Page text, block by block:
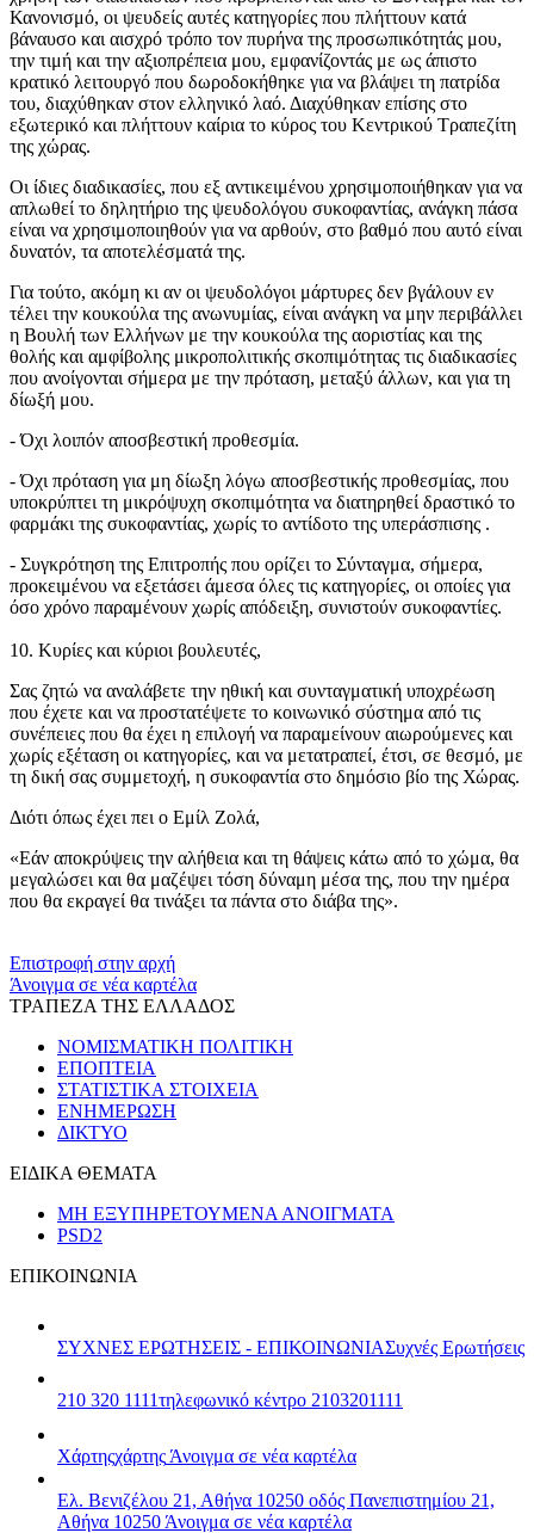
Κανονισμό, οι ψευδείς αυτές κατηγορίες που πλήττουν κατά
βάναυσο και αισχρό τρόπο τον πυρήνα της προσωπικότητάς μου,
την τιμή και την αξιοπρέπεια μου, εμφανίζοντάς με ως άπιστο
κρατικό λειτουργό που δωροδοκήθηκε για να βλάψει τη πατρίδα
του, διαχύθηκαν στον ελληνικό λαό. Διαχύθηκαν επίσης στο
εξωτερικό και πλήττουν καίρια το κύρος του Κεντρικού Τραπεζίτη
της χώρας.
Οι ίδιες διαδικασίες, που εξ αντικειμένου χρησιμοποιήθηκαν για να
απλωθεί το δηλητήριο της ψευδολόγου συκοφαντίας, ανάγκη πάσα
είναι να χρησιμοποιηθούν για να αρθούν, στο βαθμό που αυτό είναι
δυνατόν, τα αποτελέσματά της.
Για τούτο, ακόμη κι αν οι ψευδολόγοι μάρτυρες δεν βγάλουν εν
τέλει την κουκούλα της ανωνυμίας, είναι ανάγκη να μην περιβάλλει
η Βουλή των Ελλήνων με την κουκούλα της αοριστίας και της
θολής και αμφίβολης μικροπολιτικής σκοπιμότητας τις διαδικασίες
που ανοίγονται σήμερα με την πρόταση, μεταξύ άλλων, και για τη
δίωξή μου.
- Όχι λοιπόν αποσβεστική προθεσμία.
- Όχι πρόταση για μη δίωξη λόγω αποσβεστικής προθεσμίας, που
υποκρύπτει τη μικρόψυχη σκοπιμότητα να διατηρηθεί δραστικό το
φαρμάκι της συκοφαντίας, χωρίς το αντίδοτο της υπεράσπισης .
- Συγκρότηση της Επιτροπής που ορίζει το Σύνταγμα, σήμερα,
προκειμένου να εξετάσει άμεσα όλες τις κατηγορίες, οι οποίες για
όσο χρόνο παραμένουν χωρίς απόδειξη, συνιστούν συκοφαντίες.
10. Κυρίες και κύριοι βουλευτές,
Σας ζητώ να αναλάβετε την ηθική και συνταγματική υποχρέωση
που έχετε και να προστατέψετε το κοινωνικό σύστημα από τις
συνέπειες που θα έχει η επιλογή να παραμείνουν αιωρούμενες και
χωρίς εξέταση οι κατηγορίες, και να μετατραπεί, έτσι, σε θεσμό, με
τη δική σας συμμετοχή, η συκοφαντία στο δημόσιο βίο της Χώρας.
Διότι όπως έχει πει ο Εμίλ Ζολά,
«Εάν αποκρύψεις την αλήθεια και τη θάψεις κάτω από το χώμα, θα
μεγαλώσει και θα μαζέψει τόση δύναμη μέσα της, που την ημέρα
που θα εκραγεί θα τινάξει τα πάντα στο διάβα της».
Επιστροφή στην αρχή
Άνοιγμα σε νέα καρτέλα
ΤΡΑΠΕΖΑ ΤΗΣ ΕΛΛΑΔΟΣ
ΝΟΜΙΣΜΑΤΙΚΗ ΠΟΛΙΤΙΚΗ
ΕΠΟΠΤΕΙΑ
ΣΤΑΤΙΣΤΙΚΑ ΣΤΟΙΧΕΙΑ
ΕΝΗΜΕΡΩΣΗ
ΔΙΚΤΥΟ
ΕΙΔΙΚΑ ΘΕΜΑΤΑ
ΜΗ ΕΞΥΠΗΡΕΤΟΥΜΕΝΑ ΑΝΟΙΓΜΑΤΑ
PSD2
ΕΠΙΚΟΙΝΩΝΙΑ
ΣΥΧΝΕΣ ΕΡΩΤΗΣΕΙΣ - ΕΠΙΚΟΙΝΩΝΙΑΣυχνές Ερωτήσεις
210 320 1111τηλεφωνικό κέντρο 2103201111
Χάρτηςχάρτης Άνοιγμα σε νέα καρτέλα
Ελ. Βενιζέλου 21, Αθήνα 10250 οδός Πανεπιστημίου 21,
Αθήνα 10250 Άνοιγμα σε νέα καρτέλα